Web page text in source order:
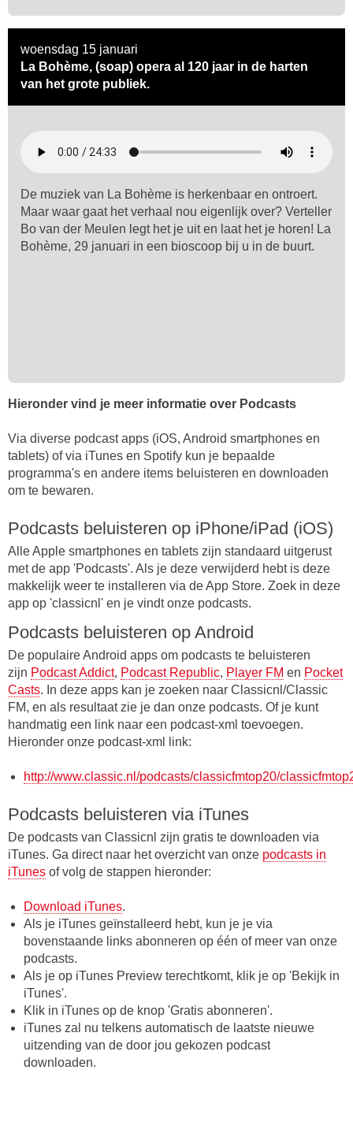
woensdag 15 januari
La Bohème, (soap) opera al 120 jaar in de harten
van het grote publiek.
De muziek van La Bohème is herkenbaar en ontroert.
Maar waar gaat het verhaal nou eigenlijk over? Verteller
Bo van der Meulen legt het je uit en laat het je horen! La
Bohème, 29 januari in een bioscoop bij u in de buurt.
Hieronder vind je meer informatie over Podcasts
Via diverse podcast apps (iOS, Android smartphones en
tablets) of via iTunes en Spotify kun je bepaalde
programma's en andere items beluisteren en downloaden
om te bewaren.
Podcasts beluisteren op iPhone/iPad (iOS)
Alle Apple smartphones en tablets zijn standaard uitgerust
met de app 'Podcasts'. Als je deze verwijderd hebt is deze
makkelijk weer te installeren via de App Store. Zoek in deze
app op 'classicnl' en je vindt onze podcasts.
Podcasts beluisteren op Android
De populaire Android apps om podcasts te beluisteren
zijn Podcast Addict, Podcast Republic, Player FM en Pocket
Casts. In deze apps kan je zoeken naar Classicnl/Classic
FM, en als resultaat zie je dan onze podcasts. Of je kunt
handmatig een link naar een podcast-xml toevoegen.
Hieronder onze podcast-xml link:
http://www.classic.nl/podcasts/classicfmtop20/
Podcasts beluisteren via iTunes
De podcasts van Classicnl zijn gratis te downloaden via
iTunes. Ga direct naar het overzicht van onze podcasts in
iTunes of volg de stappen hieronder:
Download iTunes.
Als je iTunes geïnstalleerd hebt, kun je je via
bovenstaande links abonneren op één of meer van onze
podcasts.
Als je op iTunes Preview terechtkomt, klik je op 'Bekijk in
iTunes'.
Klik in iTunes op de knop 'Gratis abonneren'.
iTunes zal nu telkens automatisch de laatste nieuwe
uitzending van de door jou gekozen podcast
downloaden.